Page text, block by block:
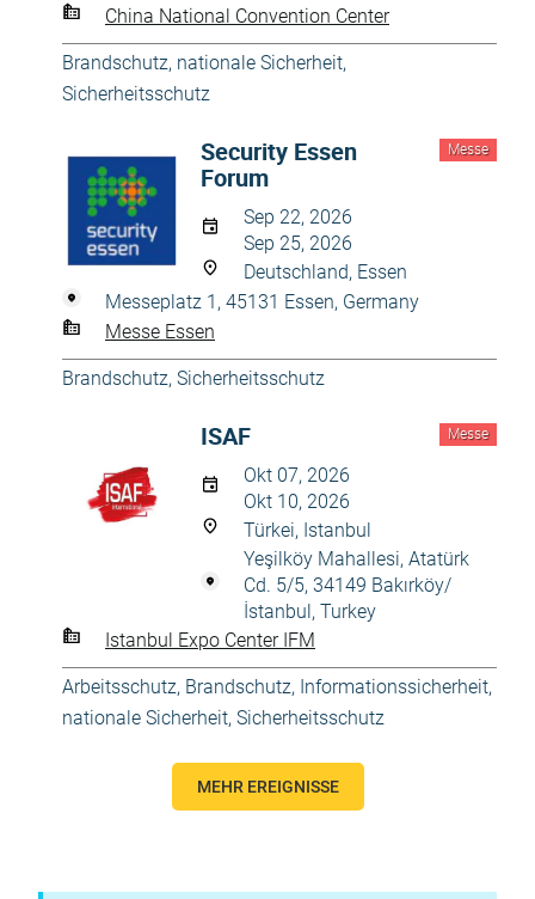
China National Convention Center
Brandschutz, nationale Sicherheit,
Sicherheitsschutz
Messe
Security Essen
Forum
Sep 22, 2026
Sep 25, 2026
Deutschland, Essen
Messeplatz 1, 45131 Essen, Germany
Messe Essen
Brandschutz, Sicherheitsschutz
Messe
ISAF
Okt 07, 2026
Okt 10, 2026
Türkei, Istanbul
Yeşilköy Mahallesi, Atatürk
Cd. 5/5, 34149 Bakırköy/
İstanbul, Turkey
Istanbul Expo Center IFM
Arbeitsschutz, Brandschutz, Informationssicherheit,
nationale Sicherheit, Sicherheitsschutz
MEHR EREIGNISSE